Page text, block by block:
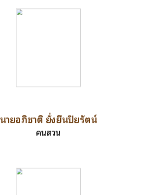
นายอภิชาติ ยั่งยืนปิยรัตน์
คนสวน